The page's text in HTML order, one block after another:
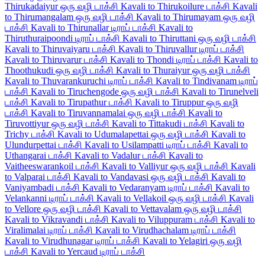
Thirukadaiyur ஒரு வழி டாக்சி Kavali to Thirukoilure டாக்சி Kavali
to Thirumangalam ஒரு வழி டாக்சி Kavali to Thirumayam ஒரு வழி
டாக்சி Kavali to Thirunallar டிராப் டாக்சி Kavali to
Thiruthuraipoondi டிராப் டாக்சி Kavali to Thiruttani ஒரு வழி டாக்சி
Kavali to Thiruvaiyaru டாக்சி Kavali to Thiruvallur டிராப் டாக்சி
Kavali to Thiruvarur டாக்சி Kavali to Thondi டிராப் டாக்சி Kavali to
Thoothukudi ஒரு வழி டாக்சி Kavali to Thuraiyur ஒரு வழி டாக்சி
Kavali to Thuvarankuruchi டிராப் டாக்சி Kavali to Tindivanam டிராப்
டாக்சி Kavali to Tiruchengode ஒரு வழி டாக்சி Kavali to Tirunelveli
டாக்சி Kavali to Tirupathur டாக்சி Kavali to Tiruppur ஒரு வழி
டாக்சி Kavali to Tiruvannamalai ஒரு வழி டாக்சி Kavali to
Tiruvottiyur ஒரு வழி டாக்சி Kavali to Tittakudi டாக்சி Kavali to
Trichy டாக்சி Kavali to Udumalapettai ஒரு வழி டாக்சி Kavali to
Ulundurpettai டாக்சி Kavali to Usilampatti டிராப் டாக்சி Kavali to
Uthangarai டாக்சி Kavali to Vadalur டாக்சி Kavali to
Vaitheeswarankoil டாக்சி Kavali to Valliyur ஒரு வழி டாக்சி Kavali
to Valparai டாக்சி Kavali to Vandavasi ஒரு வழி டாக்சி Kavali to
Vaniyambadi டாக்சி Kavali to Vedaranyam டிராப் டாக்சி Kavali to
Velankanni டிராப் டாக்சி Kavali to Vellakoil ஒரு வழி டாக்சி Kavali
to Vellore ஒரு வழி டாக்சி Kavali to Vettavalam ஒரு வழி டாக்சி
Kavali to Vikravandi டாக்சி Kavali to Viluppuram டாக்சி Kavali to
Viralimalai டிராப் டாக்சி Kavali to Virudhachalam டிராப் டாக்சி
Kavali to Virudhunagar டிராப் டாக்சி Kavali to Yelagiri ஒரு வழி
டாக்சி Kavali to Yercaud டிராப் டாக்சி